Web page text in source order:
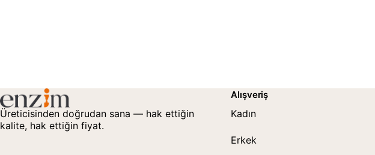
Üreticisinden doğrudan sana — hak ettiğin
kalite, hak ettiğin fiyat.
Alışveriş
Kadın
Erkek